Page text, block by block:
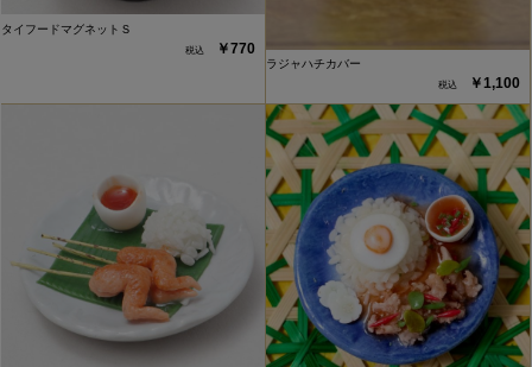
タイフードマグネットＳ
￥770
ラジャハチカバー
￥1,100